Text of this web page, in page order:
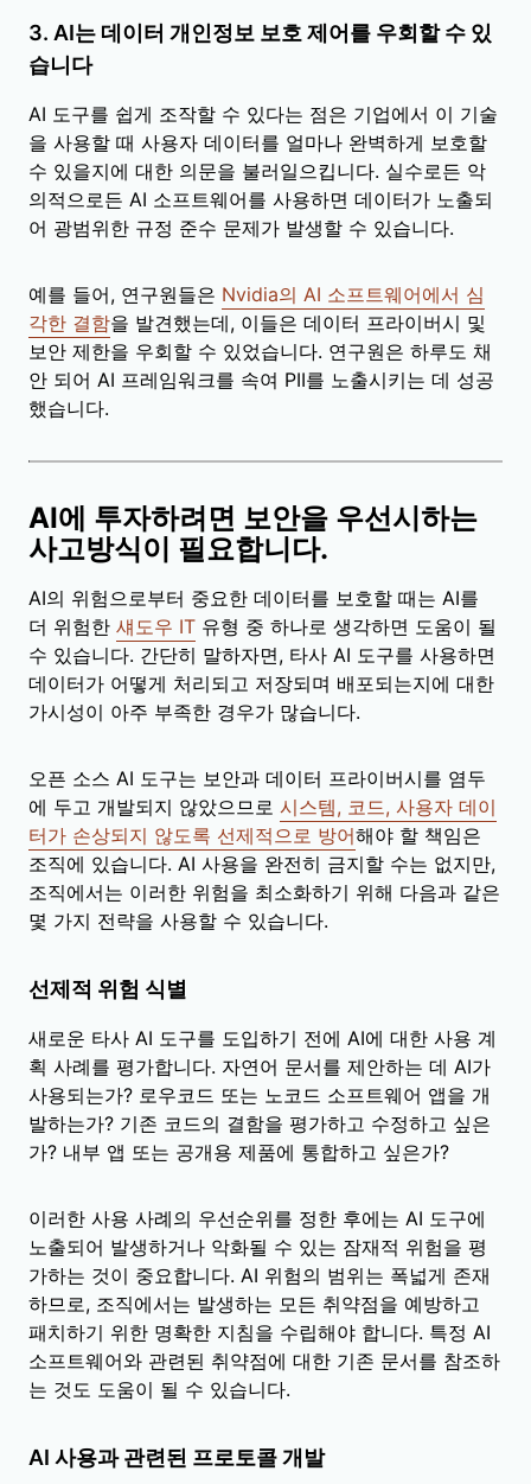
3. AI는 데이터 개인정보 보호 제어를 우회할 수 있
습니다
AI 도구를 쉽게 조작할 수 있다는 점은 기업에서 이 기술
을 사용할 때 사용자 데이터를 얼마나 완벽하게 보호할
수 있을지에 대한 의문을 불러일으킵니다. 실수로든 악
의적으로든 AI 소프트웨어를 사용하면 데이터가 노출되
어 광범위한 규정 준수 문제가 발생할 수 있습니다.
예를 들어, 연구원들은 Nvidia의 AI 소프트웨어에서 심
각한 결함을 발견했는데, 이들은 데이터 프라이버시 및
보안 제한을 우회할 수 있었습니다. 연구원은 하루도 채
안 되어 AI 프레임워크를 속여 PII를 노출시키는 데 성공
했습니다.
AI에 투자하려면 보안을 우선시하는
사고방식이 필요합니다.
AI의 위험으로부터 중요한 데이터를 보호할 때는 AI를
더 위험한 섀도우 IT 유형 중 하나로 생각하면 도움이 될
수 있습니다. 간단히 말하자면, 타사 AI 도구를 사용하면
데이터가 어떻게 처리되고 저장되며 배포되는지에 대한
가시성이 아주 부족한 경우가 많습니다.
오픈 소스 AI 도구는 보안과 데이터 프라이버시를 염두
에 두고 개발되지 않았으므로 시스템, 코드, 사용자 데이
터가 손상되지 않도록 선제적으로 방어해야 할 책임은
조직에 있습니다. AI 사용을 완전히 금지할 수는 없지만,
조직에서는 이러한 위험을 최소화하기 위해 다음과 같은
몇 가지 전략을 사용할 수 있습니다.
선제적 위험 식별
새로운 타사 AI 도구를 도입하기 전에 AI에 대한 사용 계
획 사례를 평가합니다. 자연어 문서를 제안하는 데 AI가
사용되는가? 로우코드 또는 노코드 소프트웨어 앱을 개
발하는가? 기존 코드의 결함을 평가하고 수정하고 싶은
가? 내부 앱 또는 공개용 제품에 통합하고 싶은가?
이러한 사용 사례의 우선순위를 정한 후에는 AI 도구에
노출되어 발생하거나 악화될 수 있는 잠재적 위험을 평
가하는 것이 중요합니다. AI 위험의 범위는 폭넓게 존재
하므로, 조직에서는 발생하는 모든 취약점을 예방하고
패치하기 위한 명확한 지침을 수립해야 합니다. 특정 AI
소프트웨어와 관련된 취약점에 대한 기존 문서를 참조하
는 것도 도움이 될 수 있습니다.
AI 사용과 관련된 프로토콜 개발